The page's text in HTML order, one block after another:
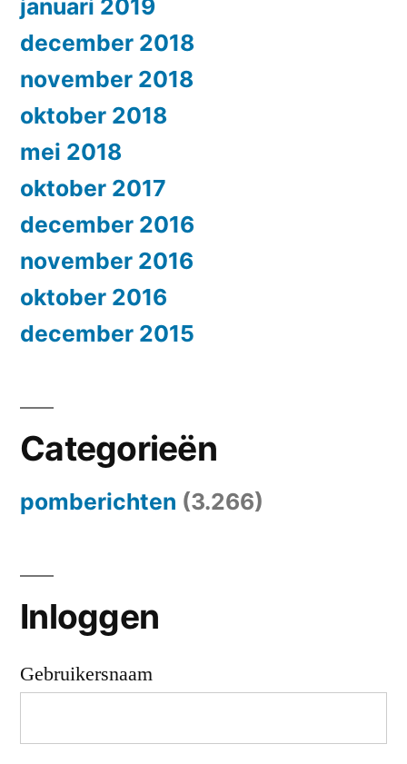
januari 2019
december 2018
november 2018
oktober 2018
mei 2018
oktober 2017
december 2016
november 2016
oktober 2016
december 2015
Categorieën
pomberichten (3.266)
Inloggen
Gebruikersnaam